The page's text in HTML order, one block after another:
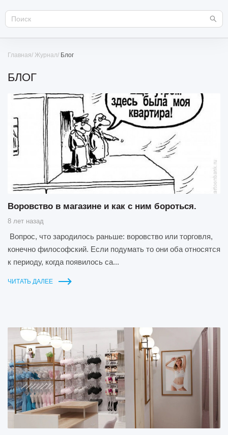
Главная Журнал Блог
БЛОГ
Воровство в магазине и как с ним бороться.
8 лет назад
Вопрос, что зародилось раньше: воровство или торговля,
конечно философский. Если подумать то они оба относятся
к периоду, когда появилось са...
ЧИТАТЬ ДАЛЕЕ